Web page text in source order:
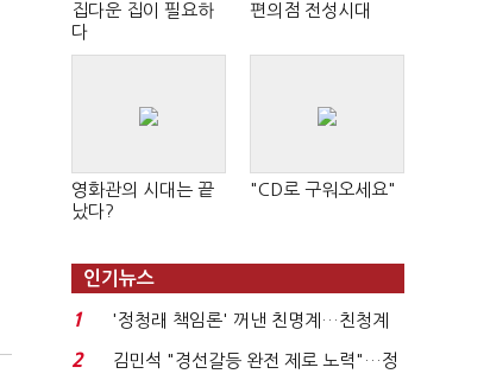
집다운 집이 필요하
다
편의점 전성시대
영화관의 시대는 끝
났다?
"CD로 구워오세요"
인기뉴스
1
'정청래 책임론' 꺼낸 친명계…친청계
는 추가투표 때리기...
2
김민석 "경선갈등 완전 제로 노력"…정